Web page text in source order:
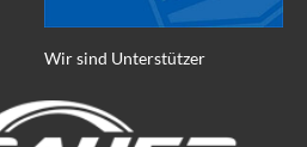
Wir sind Unterstützer